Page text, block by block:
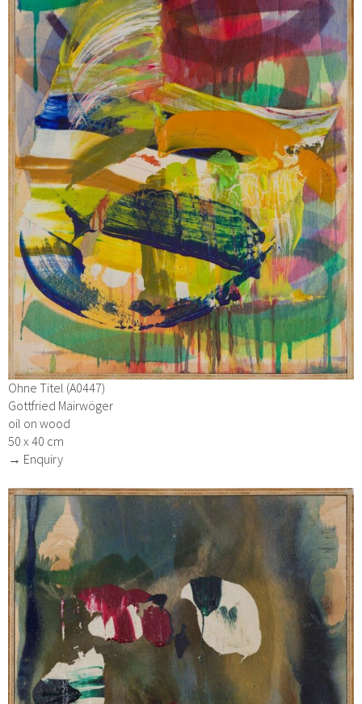
Ohne Titel (A0447)
Gottfried Mairwöger
oil on wood
50 x 40 cm
→ Enquiry